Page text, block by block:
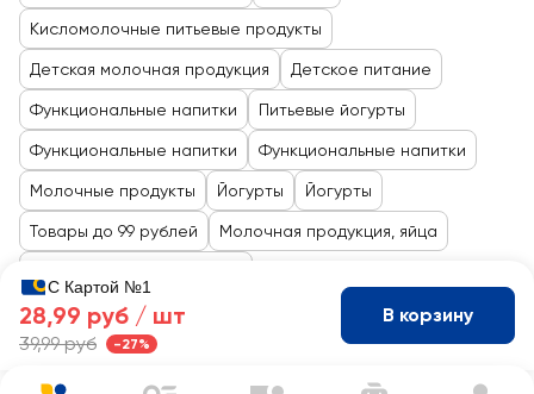
Кисломолочные питьевые продукты
Детская молочная продукция Детское питание
Функциональные напитки Питьевые йогурты
Функциональные напитки Функциональные напитки
Молочные продукты Йогурты Йогурты
Товары до 99 рублей Молочная продукция, яйца
С Картой №1
28,99 руб / шт
39,99 руб -27%
В корзину